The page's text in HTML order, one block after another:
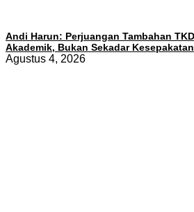
Andi Harun: Perjuangan Tambahan
Akademik, Bukan Sekadar
Agustus 4, 2026